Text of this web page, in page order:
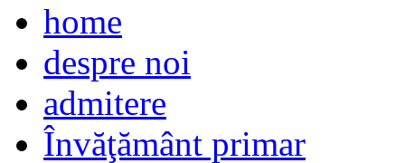
home
despre noi
admitere
Învăţământ primar